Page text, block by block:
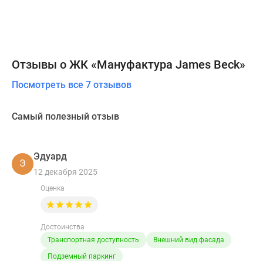
Отзывы о ЖК «Мануфактура James Beck»
Посмотреть все 7 отзывов
Самый полезный отзыв
Э
Эдуард
12 декабря 2025
Оценка
Достоинства
Транспортная доступность
Внешний вид фасада
Подземный паркинг